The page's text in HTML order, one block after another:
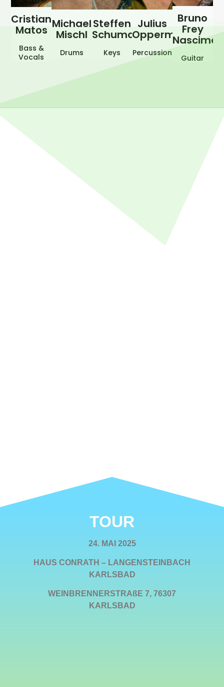
Cristiano
Matos
Bass &
Vocals
Michael
Mischl
Drums
Steffen
Schumacher
Keys
Julius
Oppermann
Percussion
Bruno
Frey
Guitar
TOUR
24. MAI 2025
HAUS CONRATH – LANGENSTEINBACH
KARLSBAD
WEINBRENNERSTRAßE 7, 76307
KARLSBAD